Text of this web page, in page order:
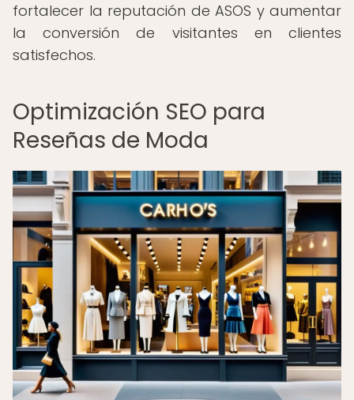
fortalecer la reputación de ASOS y aumentar
la conversión de visitantes en clientes
satisfechos.
Optimización SEO para
Reseñas de Moda